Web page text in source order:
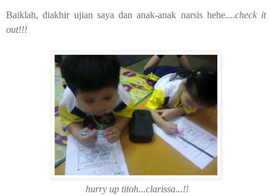
Baiklah, diakhir ujian saya dan anak-anak narsis hehe....check it
out!!!
hurry up titoh...clarissa...!!